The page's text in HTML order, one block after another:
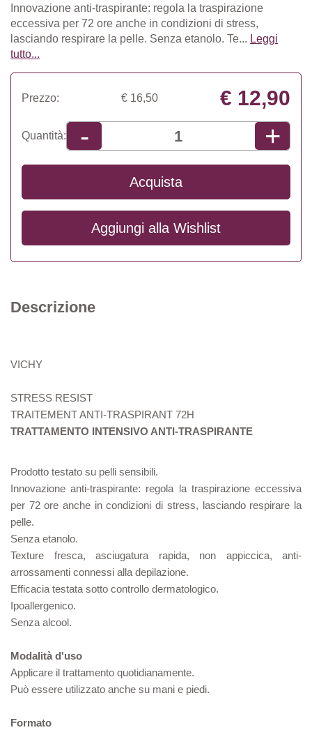
Innovazione anti-traspirante: regola la traspirazione
eccessiva per 72 ore anche in condizioni di stress,
lasciando respirare la pelle. Senza etanolo. Te... Leggi
tutto...
Prezzo: € 16,50 € 12,90
Quantità: - +
Acquista
Aggiungi alla Wishlist
Descrizione
VICHY
STRESS RESIST
TRAITEMENT ANTI-TRASPIRANT 72H
TRATTAMENTO INTENSIVO ANTI-TRASPIRANTE
Prodotto testato su pelli sensibili.
Innovazione anti-traspirante: regola la traspirazione eccessiva
per 72 ore anche in condizioni di stress, lasciando respirare la
pelle.
Senza etanolo.
Texture fresca, asciugatura rapida, non appiccica, anti-
arrossamenti connessi alla depilazione.
Efficacia testata sotto controllo dermatologico.
Ipoallergenico.
Senza alcool.
Modalità d'uso
Applicare il trattamento quotidianamente.
Può essere utilizzato anche su mani e piedi.
Formato